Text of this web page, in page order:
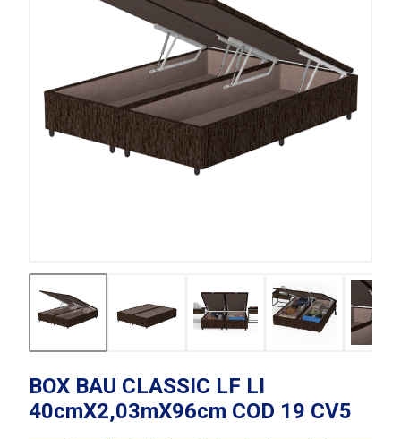
BOX BAU CLASSIC LF LI
40cmX2,03mX96cm COD 19 CV5